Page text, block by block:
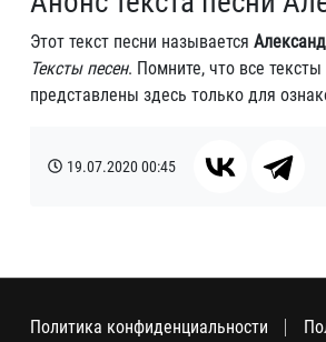
Этот текст песни называется
Тексты песен. Помните, что все
представлены здесь только для
19.07.202000:45
Политика конфиденциальности